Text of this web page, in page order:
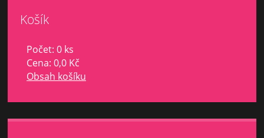
Košík
Počet: 0 ks
Cena: 0,0 Kč
Obsah košíku